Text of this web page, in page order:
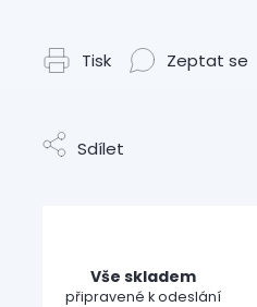
Tisk Zeptat se
Sdílet
Vše skladem
připravené k odeslání